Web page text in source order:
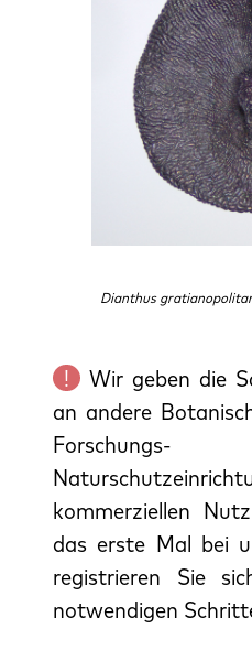
Dianthus
! Wir geben die
an andere
kommerziellen
das erste Mal bei
registrieren Sie
notwendigen